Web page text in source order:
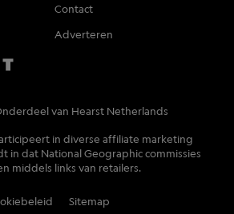
Contact
Adverteren
van Hearst Netherlands
in diverse affiliate marketing
in dat National Geographic commissies
middels links van retailers.
Sitemap